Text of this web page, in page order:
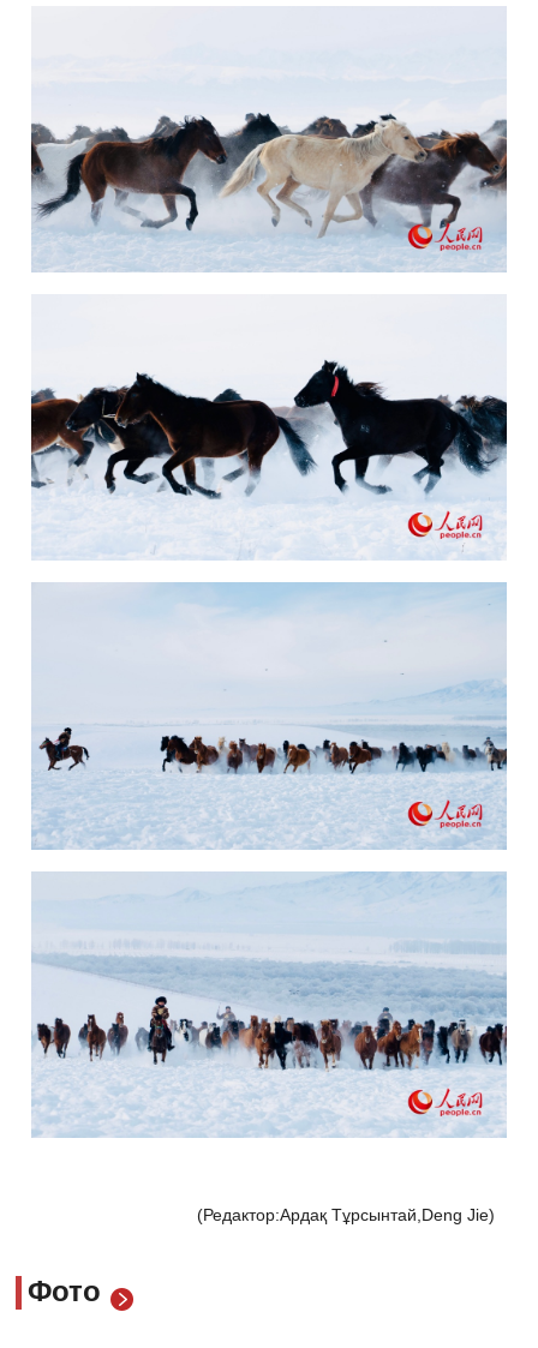
(Редактор:Ардақ Тұрсынтай,Deng Jie)
Фото